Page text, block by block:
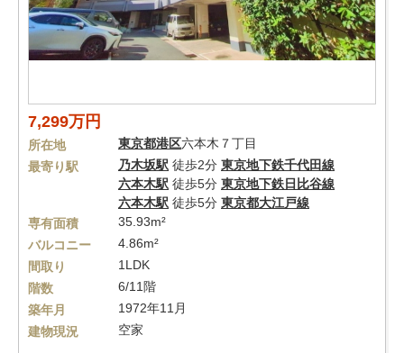
7,299万円
所在地 東京都港区六本木７丁目
最寄り駅
乃木坂駅 徒歩2分 東京地下鉄千代田線
六本木駅 徒歩5分 東京地下鉄日比谷線
六本木駅 徒歩5分 東京都大江戸線
専有面積
35.93m²
バルコニー
4.86m²
間取り
1LDK
階数
6/11階
築年月
1972年11月
建物現況
空家